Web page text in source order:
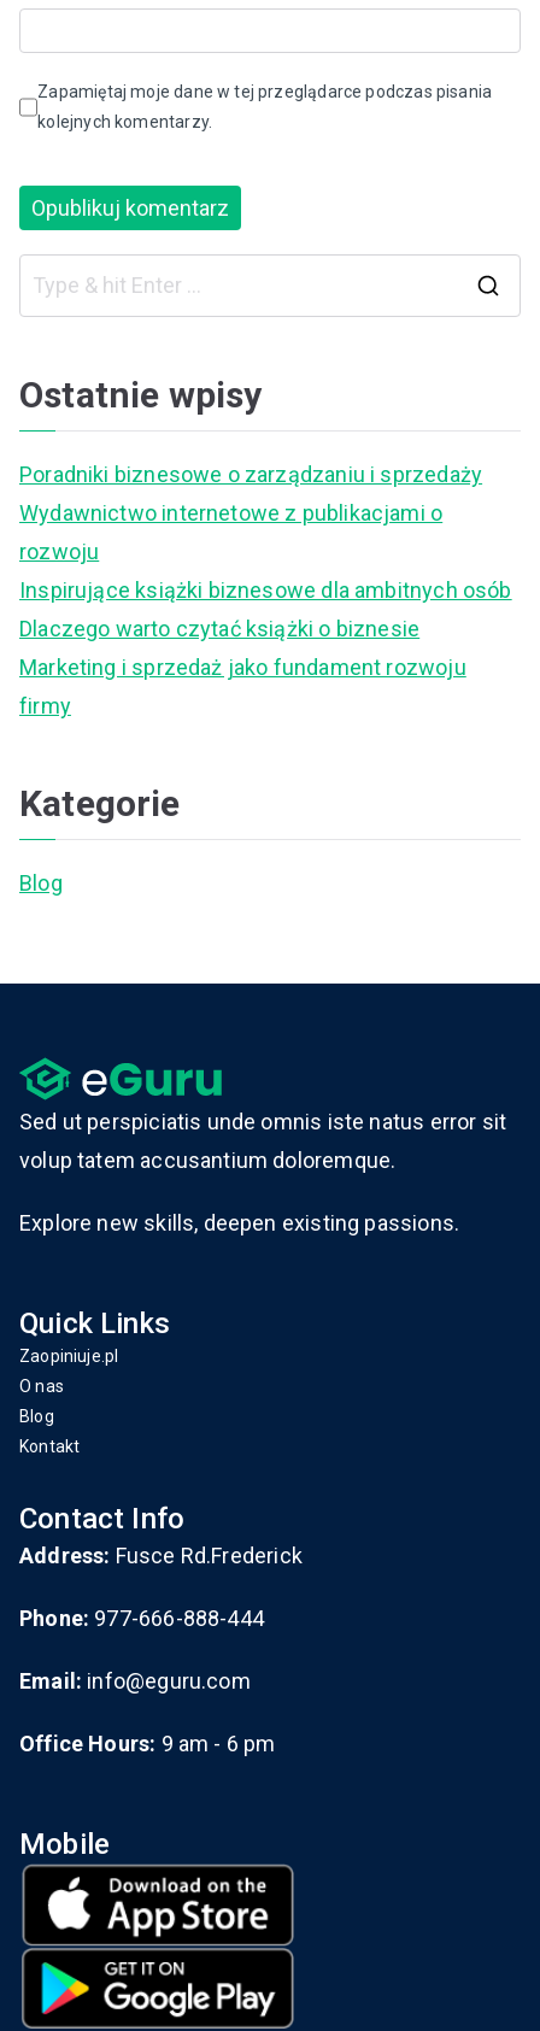
Zapamiętaj moje dane w tej przeglądarce podczas pisania
kolejnych komentarzy.
Ostatnie wpisy
Poradniki biznesowe o zarządzaniu i sprzedaży
Wydawnictwo internetowe z publikacjami o
rozwoju
Inspirujące książki biznesowe dla ambitnych osób
Dlaczego warto czytać książki o biznesie
Marketing i sprzedaż jako fundament rozwoju
firmy
Kategorie
Blog
Sed ut perspiciatis unde omnis iste natus error sit
volup tatem accusantium doloremque.
Explore new skills, deepen existing passions.
Quick Links
Zaopiniuje.pl
O nas
Blog
Kontakt
Contact Info
Address: Fusce Rd.Frederick
Phone: 977-666-888-444
Email: info@eguru.com
Office Hours: 9 am - 6 pm
Mobile